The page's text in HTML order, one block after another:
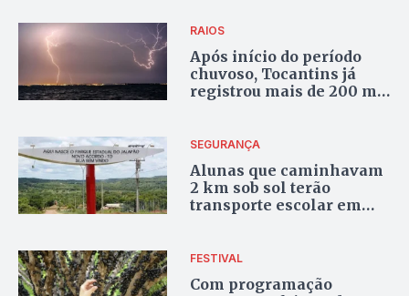
RAIOS
Após início do período
chuvoso, Tocantins já
registrou mais de 200 mil
SEGURANÇA
Alunas que caminhavam
2 km sob sol terão
transporte escolar em
FESTIVAL
Com programação